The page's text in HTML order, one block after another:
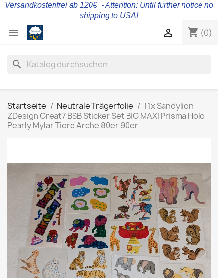
Versandkostenfrei ab 120€ - Attention: Until further notice no
shipping to USA!
 shopping_cart (0)

search
Startseite Neutrale Trägerfolie
11x Sandylion
ZDesign Great7 BSB Sticker Set BIG MAXI Prisma Holo
Pearly Mylar Tiere Arche 80er 90er